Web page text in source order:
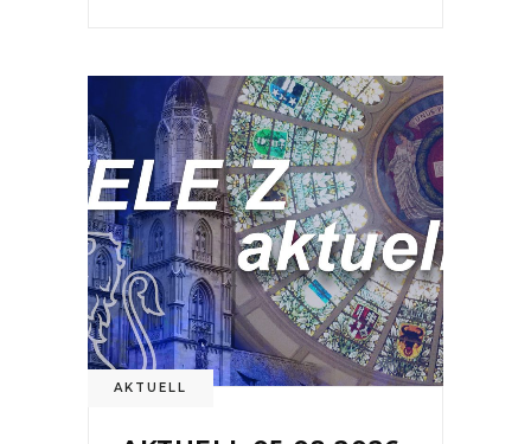
AKTUELL